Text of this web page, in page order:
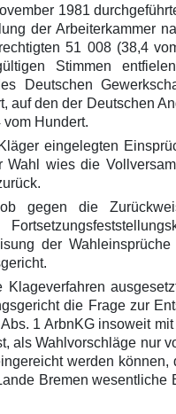
1981
der Arbeiterkammer
51 008 (38,4
Stimmen
Deutschen
auf den der Deutschen
Hundert.
eingelegten
Wahl wies die
gegen die
der
Klageverfahren
die Frage zur
1 ArbnKG insoweit mit
als Wahlvorschläge nur
werden können,
Bremen wesentliche